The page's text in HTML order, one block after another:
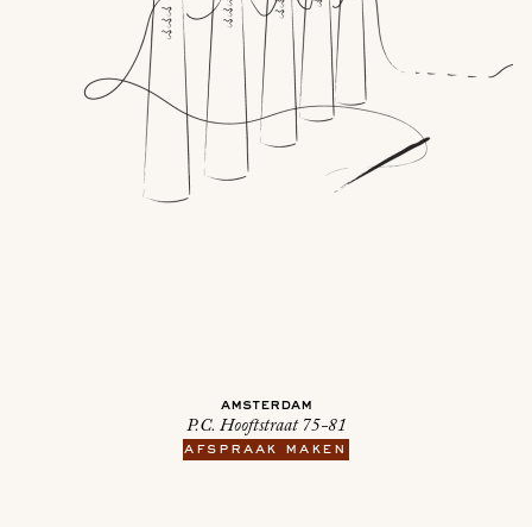
amsterdam
P.C. Hooftstraat 75-81
afspraak maken